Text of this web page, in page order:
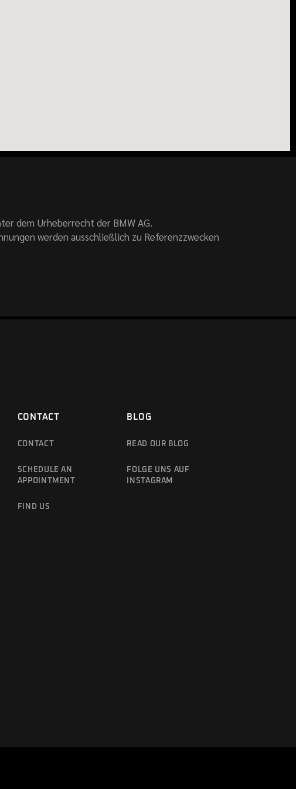
dem Urheberrecht der BMW AG.
werden ausschließlich zu Referenzzwecken
CONTACT
CONTACT
SCHEDULE AN
APPOINTMENT
FIND US
BLOG
READ OUR BLOG
FOLGE UNS AUF
INSTAGRAM